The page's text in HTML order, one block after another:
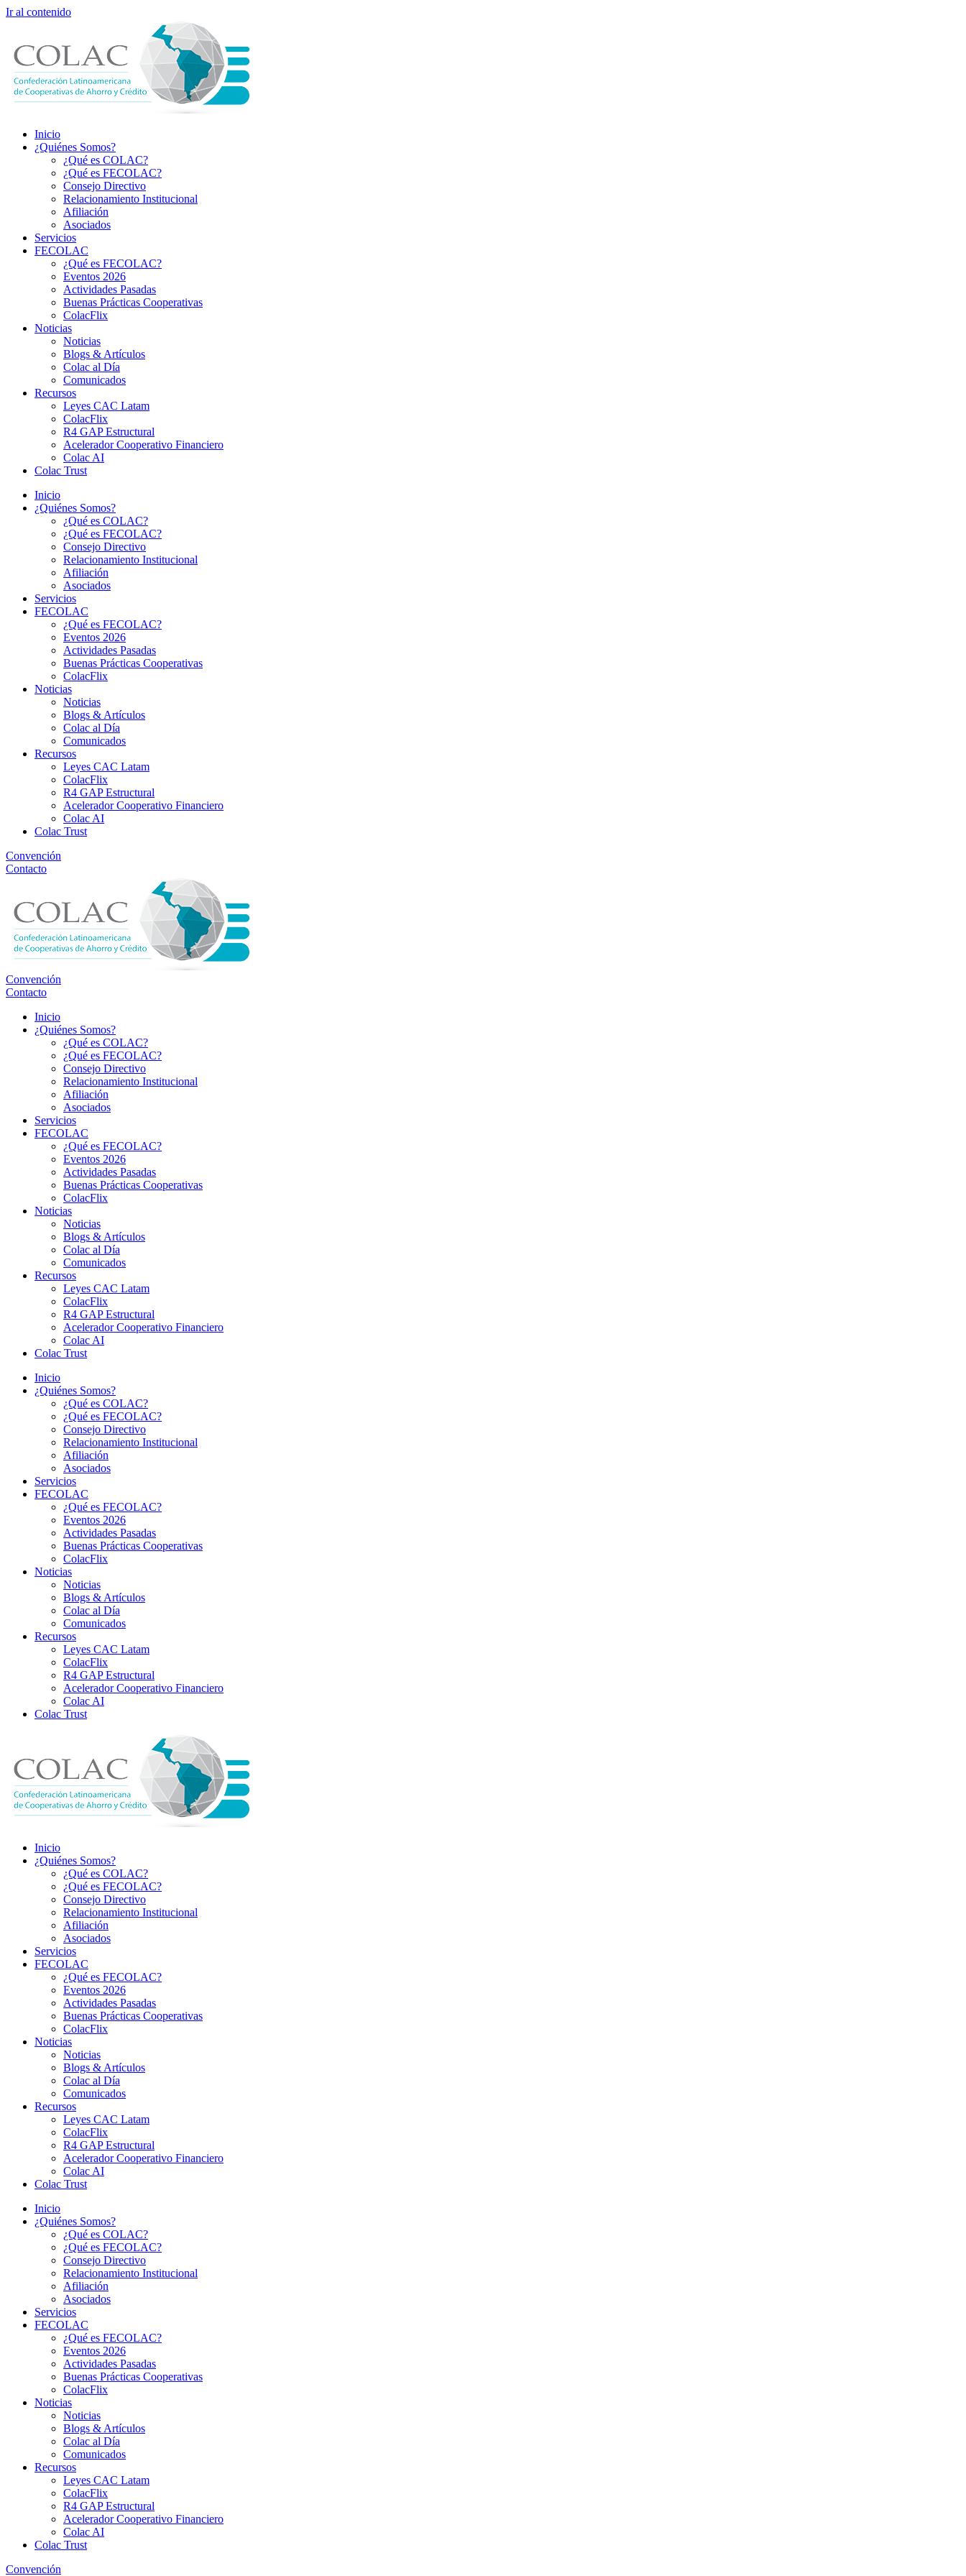
Ir al contenido
Inicio
¿Quiénes Somos?
¿Qué es COLAC?
¿Qué es FECOLAC?
Consejo Directivo
Relacionamiento Institucional
Afiliación
Asociados
Servicios
FECOLAC
¿Qué es FECOLAC?
Eventos 2026
Actividades Pasadas
Buenas Prácticas Cooperativas
ColacFlix
Noticias
Noticias
Blogs & Artículos
Colac al Día
Comunicados
Recursos
Leyes CAC Latam
ColacFlix
R4 GAP Estructural
Acelerador Cooperativo Financiero
Colac AI
Colac Trust
Inicio
¿Quiénes Somos?
¿Qué es COLAC?
¿Qué es FECOLAC?
Consejo Directivo
Relacionamiento Institucional
Afiliación
Asociados
Servicios
FECOLAC
¿Qué es FECOLAC?
Eventos 2026
Actividades Pasadas
Buenas Prácticas Cooperativas
ColacFlix
Noticias
Noticias
Blogs & Artículos
Colac al Día
Comunicados
Recursos
Leyes CAC Latam
ColacFlix
R4 GAP Estructural
Acelerador Cooperativo Financiero
Colac AI
Colac Trust
Convención
Contacto
Convención
Contacto
Inicio
¿Quiénes Somos?
¿Qué es COLAC?
¿Qué es FECOLAC?
Consejo Directivo
Relacionamiento Institucional
Afiliación
Asociados
Servicios
FECOLAC
¿Qué es FECOLAC?
Eventos 2026
Actividades Pasadas
Buenas Prácticas Cooperativas
ColacFlix
Noticias
Noticias
Blogs & Artículos
Colac al Día
Comunicados
Recursos
Leyes CAC Latam
ColacFlix
R4 GAP Estructural
Acelerador Cooperativo Financiero
Colac AI
Colac Trust
Inicio
¿Quiénes Somos?
¿Qué es COLAC?
¿Qué es FECOLAC?
Consejo Directivo
Relacionamiento Institucional
Afiliación
Asociados
Servicios
FECOLAC
¿Qué es FECOLAC?
Eventos 2026
Actividades Pasadas
Buenas Prácticas Cooperativas
ColacFlix
Noticias
Noticias
Blogs & Artículos
Colac al Día
Comunicados
Recursos
Leyes CAC Latam
ColacFlix
R4 GAP Estructural
Acelerador Cooperativo Financiero
Colac AI
Colac Trust
Inicio
¿Quiénes Somos?
¿Qué es COLAC?
¿Qué es FECOLAC?
Consejo Directivo
Relacionamiento Institucional
Afiliación
Asociados
Servicios
FECOLAC
¿Qué es FECOLAC?
Eventos 2026
Actividades Pasadas
Buenas Prácticas Cooperativas
ColacFlix
Noticias
Noticias
Blogs & Artículos
Colac al Día
Comunicados
Recursos
Leyes CAC Latam
ColacFlix
R4 GAP Estructural
Acelerador Cooperativo Financiero
Colac AI
Colac Trust
Inicio
¿Quiénes Somos?
¿Qué es COLAC?
¿Qué es FECOLAC?
Consejo Directivo
Relacionamiento Institucional
Afiliación
Asociados
Servicios
FECOLAC
¿Qué es FECOLAC?
Eventos 2026
Actividades Pasadas
Buenas Prácticas Cooperativas
ColacFlix
Noticias
Noticias
Blogs & Artículos
Colac al Día
Comunicados
Recursos
Leyes CAC Latam
ColacFlix
R4 GAP Estructural
Acelerador Cooperativo Financiero
Colac AI
Colac Trust
Convención